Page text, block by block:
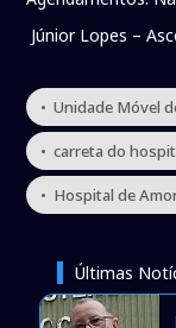
Júnior Lopes –
• Unidade Móvel
• carreta do
• Hospital de
Últimas